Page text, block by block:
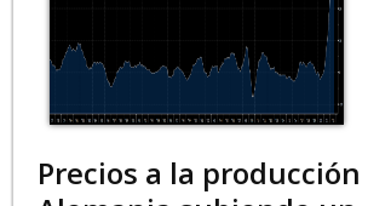
Precios a la producción